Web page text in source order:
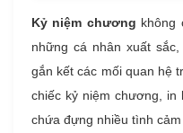
Kỷ niệm chương không
những cá nhân xuất
gắn kết các mối quan hệ
chiếc kỷ niệm chương, in
chứa đựng nhiều tình